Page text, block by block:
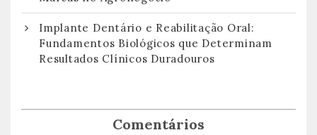
Implante Dentário e Reabilitação Oral:
Fundamentos Biológicos que Determinam
Resultados Clínicos Duradouros
Comentários